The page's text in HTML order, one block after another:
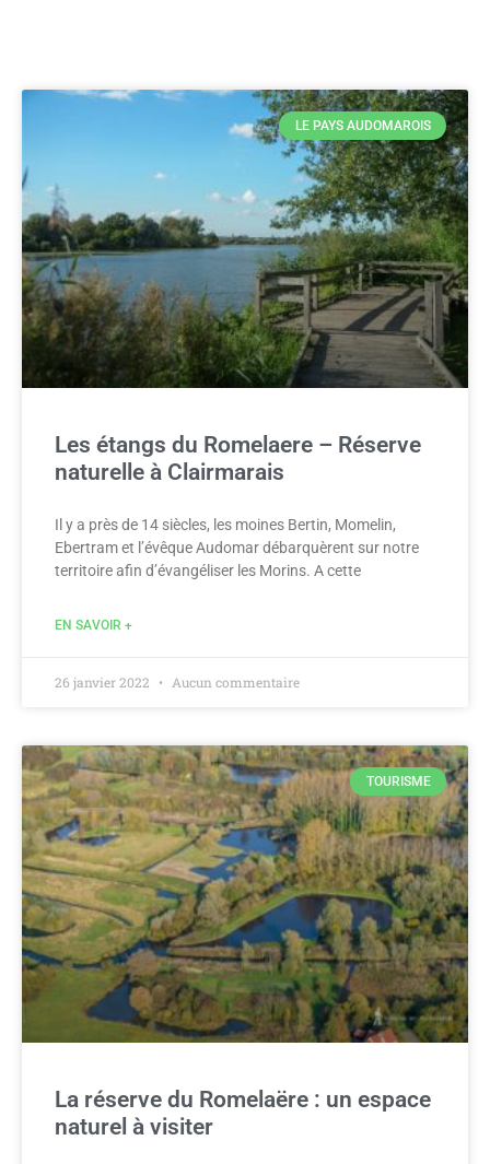
LE PAYS AUDOMAROIS
Les étangs du Romelaere – Réserve
naturelle à Clairmarais
Il y a près de 14 siècles, les moines Bertin, Momelin,
Ebertram et l’évêque Audomar débarquèrent sur notre
territoire afin d’évangéliser les Morins. A cette
EN SAVOIR +
26 janvier 2022 Aucun commentaire
TOURISME
La réserve du Romelaëre : un espace
naturel à visiter